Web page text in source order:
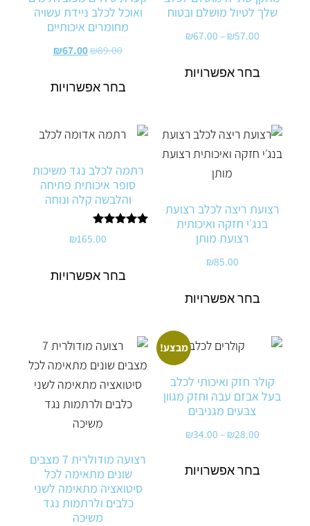
שלך לטיול מושלם ובטוח
₪57.00
–
₪67.00
בחר אפשרויות
ואוכל לכלב ניידת עשויה
מחומרים איכותיים
₪89.00
₪67.00
בחר אפשרויות
רצועת ריצה לכלב רצועת
בנג׳י חזקה ואיכותית
רצועת מותן
₪85.00
בחר אפשרויות
רתמה לכלב נגד משיכות
סופר איכותית פתיחה
והלבשה קלה ונוחה
₪165.00
בחר אפשרויות
מבצע!
קולר חזק ואיכותי לכלב
בעל אבזם עבה וחזק מגוון
צבעים מגניבים
₪28.00
–
₪34.00
בחר אפשרויות
רצועה מודולרית 7 מצבים
שונים מתאימה לכל
סיטואציה מתאימה לשני
כלבים ולרתמות נגד
משיכה